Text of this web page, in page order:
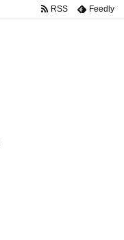
RSS Feedly